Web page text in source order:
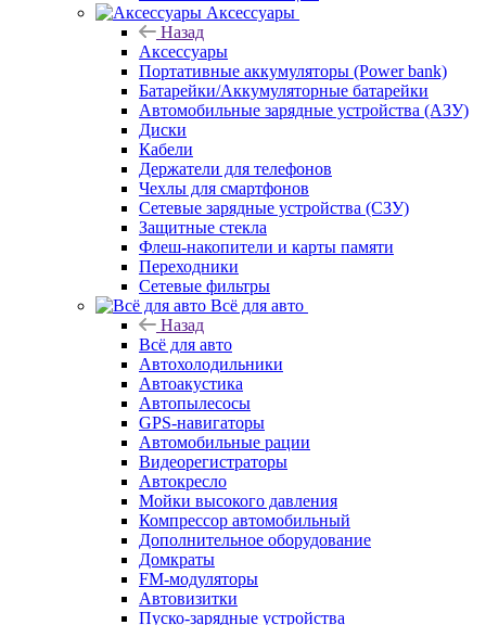
Аксессуары
Назад
Аксессуары
Портативные аккумуляторы (Power bank)
Батарейки/Аккумуляторные батарейки
Автомобильные зарядные устройства (АЗУ)
Диски
Кабели
Держатели для телефонов
Чехлы для смартфонов
Сетевые зарядные устройства (СЗУ)
Защитные стекла
Флеш-накопители и карты памяти
Переходники
Сетевые фильтры
Всё для авто
Назад
Всё для авто
Автохолодильники
Автоакустика
Автопылесосы
GPS-навигаторы
Автомобильные рации
Видеорегистраторы
Автокресло
Мойки высокого давления
Компрессор автомобильный
Дополнительное оборудование
Домкраты
FM-модуляторы
Автовизитки
Пуско-зарядные устройства